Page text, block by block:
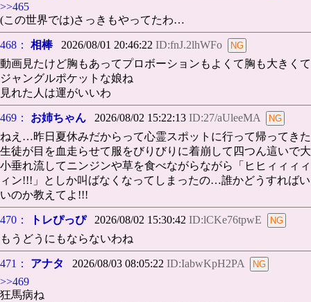
>>465
(この世界では)さっきもやってたわ…
468： 相棒2026/08/01 20:46:22 ID:fnJ.2lhWFo
動画見たけど胸もあってプロボーションもよくて胸も大きくて
ジャングルポケットな娘ね
見れた人は運がいいわ
469： お姉ちゃん 2026/08/02 15:22:13 ID:27/aUleeMA
ねえ…昨日夏休みだからって心霊スポットに行って帰ってきた
生徒が目を血走らせて服をびりびりに着崩して四つん這いで大
小垂れ流してニンジンや草を食べながらながら「ヒヒィィィィ
ィン!!!」としか叫ばなくなってしまったの…誰かどうすればい
いのか教えてよ!!!
470： トレぴっぴ2026/08/02 15:30:42 ID:lCKe76tpwE
もうどうにもならないわね
471： アナタ 2026/08/03 08:05:22 ID:IabwKpH2PA
>>469
狂馬病ね